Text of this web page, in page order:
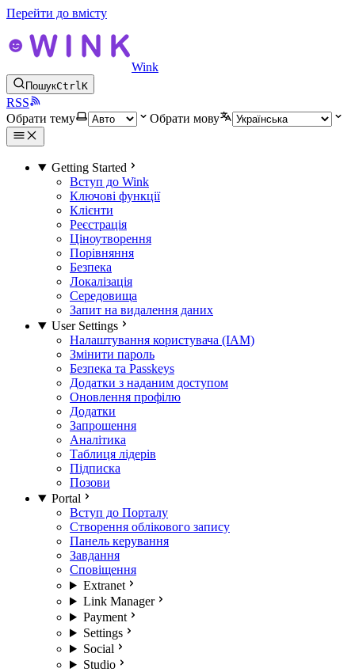
Перейти до вмісту
Wink
ПошукCtrlK
RSS
Обрати тему
Обрати мову
Getting Started
Вступ до Wink
Ключові функції
Клієнти
Реєстрація
Ціноутворення
Порівняння
Безпека
Локалізація
Середовища
Запит на видалення даних
User Settings
Налаштування користувача (IAM)
Змінити пароль
Безпека та Passkeys
Додатки з наданим доступом
Оновлення профілю
Додатки
Запрошення
Аналітика
Таблиця лідерів
Підписка
Позови
Portal
Вступ до Порталу
Створення облікового запису
Панель керування
Завдання
Сповіщення
Extranet
Link Manager
Payment
Settings
Social
Studio